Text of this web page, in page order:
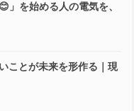
」を始める人の電気を、
ことが未来を形作る｜現